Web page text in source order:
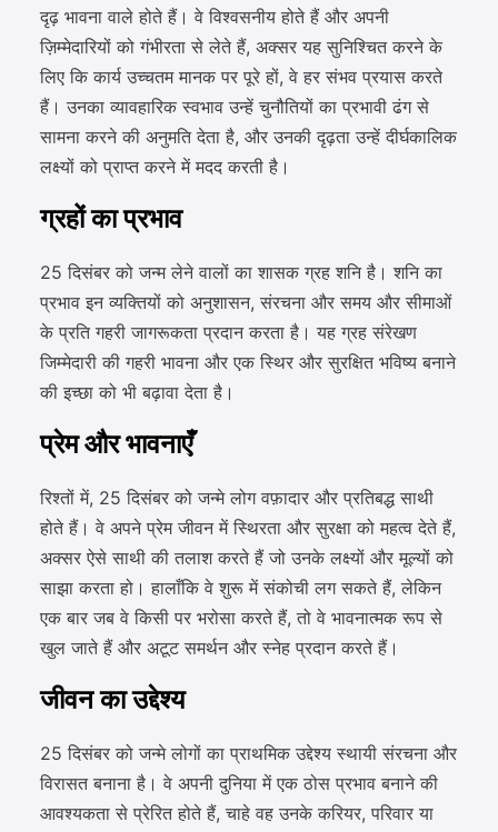
दृढ़ भावना वाले होते हैं। वे विश्वसनीय होते हैं और अपनी
ज़िम्मेदारियों को गंभीरता से लेते हैं, अक्सर यह सुनिश्चित करने के
लिए कि कार्य उच्चतम मानक पर पूरे हों, वे हर संभव प्रयास करते
हैं। उनका व्यावहारिक स्वभाव उन्हें चुनौतियों का प्रभावी ढंग से
सामना करने की अनुमति देता है, और उनकी दृढ़ता उन्हें दीर्घकालिक
लक्ष्यों को प्राप्त करने में मदद करती है।
ग्रहों का प्रभाव
25 दिसंबर को जन्म लेने वालों का शासक ग्रह शनि है। शनि का
प्रभाव इन व्यक्तियों को अनुशासन, संरचना और समय और सीमाओं
के प्रति गहरी जागरूकता प्रदान करता है। यह ग्रह संरेखण
जिम्मेदारी की गहरी भावना और एक स्थिर और सुरक्षित भविष्य बनाने
की इच्छा को भी बढ़ावा देता है।
प्रेम और भावनाएँ
रिश्तों में, 25 दिसंबर को जन्मे लोग वफ़ादार और प्रतिबद्ध साथी
होते हैं। वे अपने प्रेम जीवन में स्थिरता और सुरक्षा को महत्व देते हैं,
अक्सर ऐसे साथी की तलाश करते हैं जो उनके लक्ष्यों और मूल्यों को
साझा करता हो। हालाँकि वे शुरू में संकोची लग सकते हैं, लेकिन
एक बार जब वे किसी पर भरोसा करते हैं, तो वे भावनात्मक रूप से
खुल जाते हैं और अटूट समर्थन और स्नेह प्रदान करते हैं।
जीवन का उद्देश्य
25 दिसंबर को जन्मे लोगों का प्राथमिक उद्देश्य स्थायी संरचना और
विरासत बनाना है। वे अपनी दुनिया में एक ठोस प्रभाव बनाने की
आवश्यकता से प्रेरित होते हैं, चाहे वह उनके करियर, परिवार या